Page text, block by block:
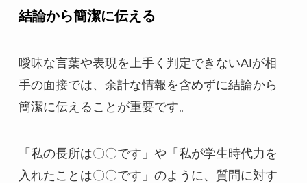
結論から簡潔に伝える
曖昧な言葉や表現を上手く判定できないAIが相
手の面接では、余計な情報を含めずに結論から
簡潔に伝えることが重要です。
「私の長所は〇〇です」や「私が学生時代力を
入れたことは〇〇です」のように、質問に対す